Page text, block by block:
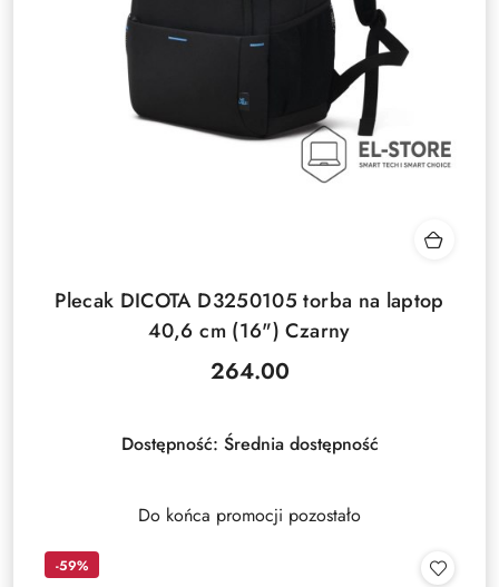
Plecak DICOTA D3250105 torba na laptop
40,6 cm (16") Czarny
Cena:
264.00
Dostępność: Średnia dostępność
Do końca promocji pozostało
-59%